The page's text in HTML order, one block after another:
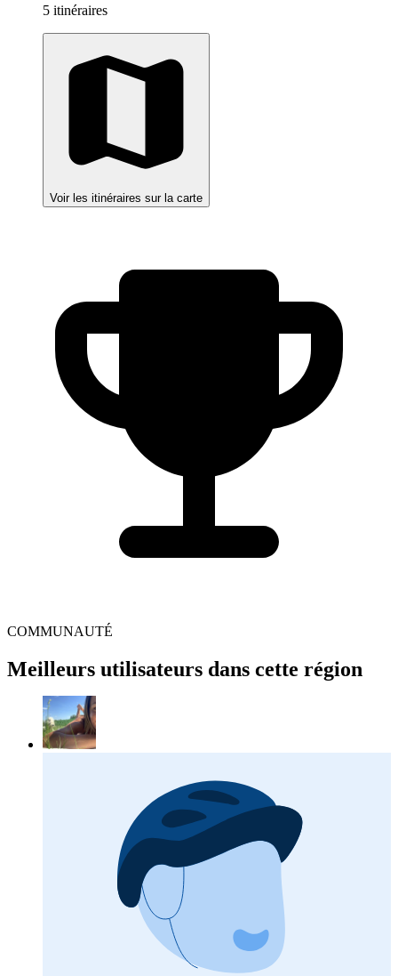
5 itinéraires
Voir les itinéraires sur la carte
COMMUNAUTÉ
Meilleurs utilisateurs dans cette région